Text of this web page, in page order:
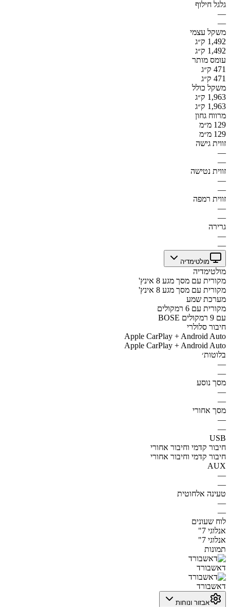
גלגל חילוף
—
—
משקל עצמי
1,492 ק״ג
1,492 ק״ג
עומס מותר
471 ק״ג
471 ק״ג
משקל כולל
1,963 ק״ג
1,963 ק״ג
מרווח גחון
129 מ״מ
129 מ״מ
זווית גישה
—
—
זווית נטישה
—
—
זווית רמפה
—
—
גרירה
—
—
מולטימדיה
מולטימדיה
מקורית עם מסך מגע 8 אינץ'
מקורית עם מסך מגע 8 אינץ'
מערכת שמע
מקורית עם 6 רמקולים
BOSE עם 9 רמקולים
חיבור סלולרי
Apple CarPlay + Android Auto
Apple CarPlay + Android Auto
בלוטות׳
—
—
מסך נוסע
—
—
מסך אחורי
—
—
USB
חיבור קדמי וחיבור אחורי
חיבור קדמי וחיבור אחורי
AUX
—
—
טעינה אלחוטית
—
—
לוח שעונים
אנלוגי 7"
אנלוגי 7"
תמונות
דאשבורד
דאשבורד
אבזור ונוחות